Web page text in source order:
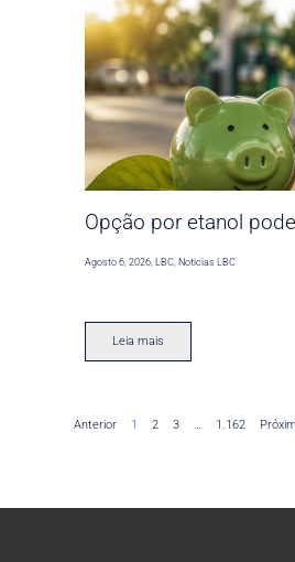
Opção por etanol
Agosto 6, 2026 ,LBC Noticias LBC
Leia mais
Anterior 1 2 3 … 1.162